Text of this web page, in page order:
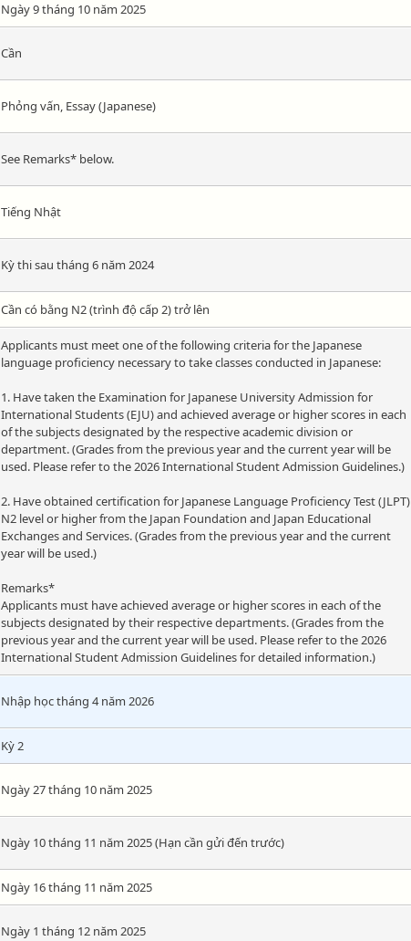
Ngày 9 tháng 10 năm 2025
Cần
Phỏng vấn, Essay (Japanese)
See Remarks* below.
Tiếng Nhật
Kỳ thi sau tháng 6 năm 2024
Cần có bằng N2 (trình độ cấp 2) trở lên
Applicants must meet one of the following criteria for the Japanese
language proficiency necessary to take classes conducted in Japanese:
1. Have taken the Examination for Japanese University Admission for
International Students (EJU) and achieved average or higher scores in each
of the subjects designated by the respective academic division or
department. (Grades from the previous year and the current year will be
used. Please refer to the 2026 International Student Admission Guidelines.)
2. Have obtained certification for Japanese Language Proficiency Test (JLPT)
N2 level or higher from the Japan Foundation and Japan Educational
Exchanges and Services. (Grades from the previous year and the current
year will be used.)
Remarks*
Applicants must have achieved average or higher scores in each of the
subjects designated by their respective departments. (Grades from the
previous year and the current year will be used. Please refer to the 2026
International Student Admission Guidelines for detailed information.)
Nhập học tháng 4 năm 2026
Kỳ 2
Ngày 27 tháng 10 năm 2025
Ngày 10 tháng 11 năm 2025 (Hạn cần gửi đến trước)
Ngày 16 tháng 11 năm 2025
Ngày 1 tháng 12 năm 2025